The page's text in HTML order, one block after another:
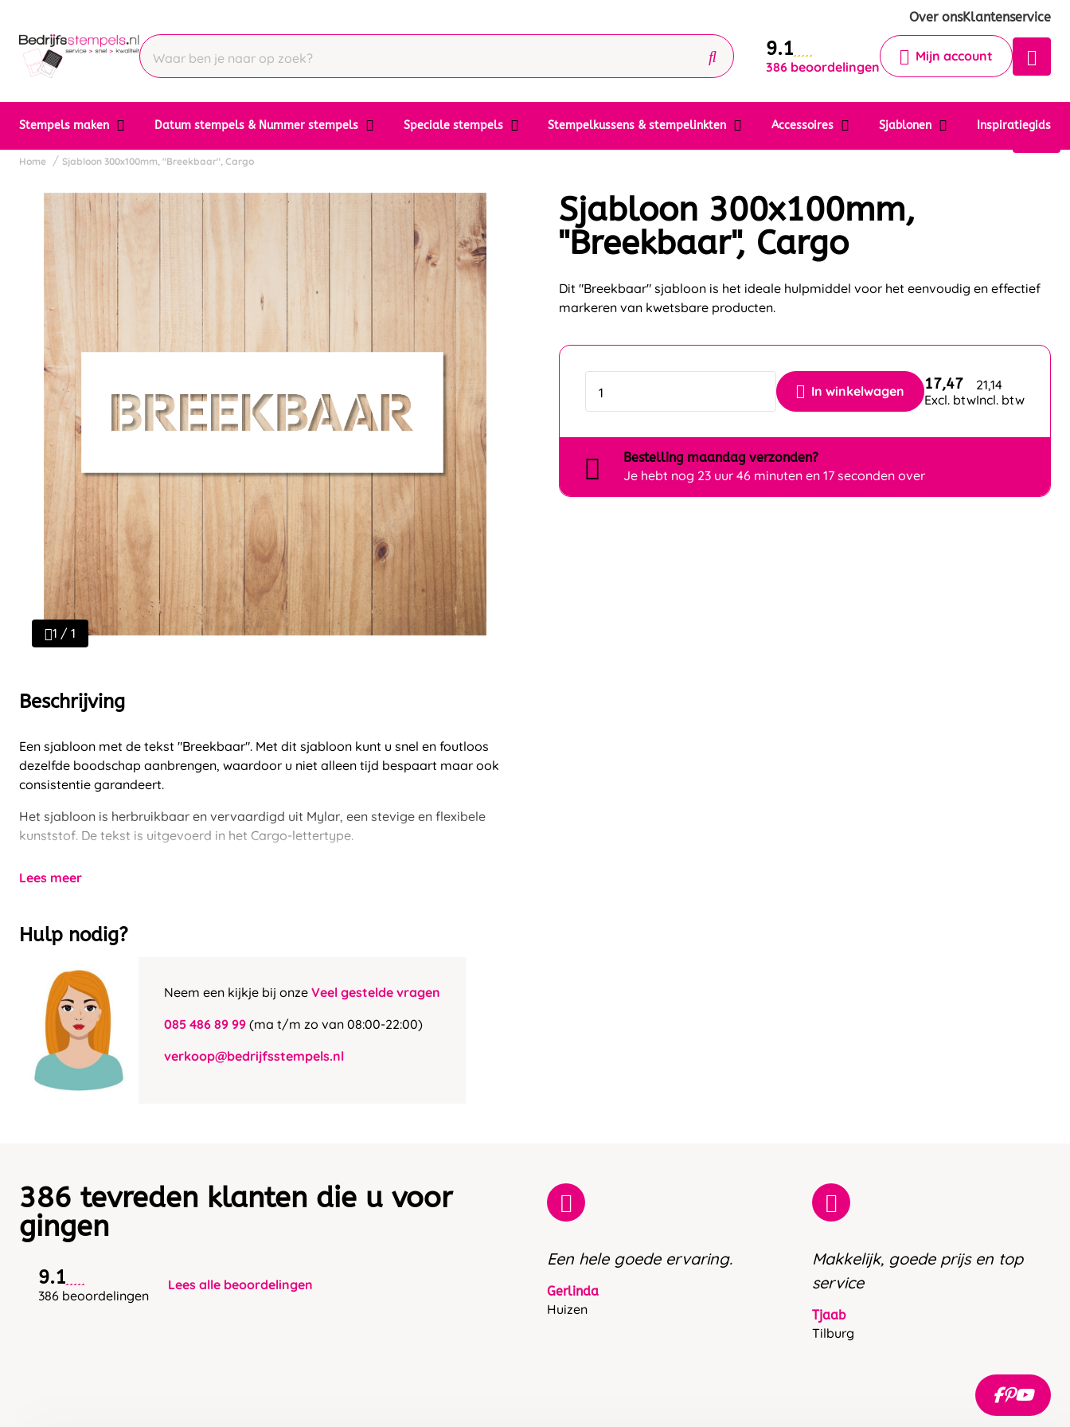
Over onsKlantenservice
9.1
386 beoordelingen
Mijn account
Stempels maken Datum stempels & Nummer stempels Speciale stempels Stempelkussens & stempelinkten Accessoires Sjablonen Inspiratiegids
Krijg een antwoord op uw vraag
Chat 24/7 met onze chatbot voor
Contact
Home Sjabloon 300x100mm, "Breekbaar", Cargo
1 / 1
Beschrijving
Een sjabloon met de tekst "Breekbaar". Met dit sjabloon kunt u snel en foutloos
dezelfde boodschap aanbrengen, waardoor u niet alleen tijd bespaart maar ook
consistentie garandeert.
Het sjabloon is herbruikbaar en vervaardigd uit Mylar, een stevige en flexibele
kunststof. De tekst is uitgevoerd in het Cargo-lettertype.
Lees meer
Hulp nodig?
Neem een kijkje bij onze Veel gestelde vragen
085 486 89 99 (ma t/m zo van 08:00-22:00)
verkoop@bedrijfsstempels.nl
Sjabloon 300x100mm,
"Breekbaar", Cargo
Dit "Breekbaar" sjabloon is het ideale hulpmiddel voor het eenvoudig en effectief
markeren van kwetsbare producten.
In winkelwagen 17,47
Excl. btw
21,14
Incl. btw
Bestelling maandag verzonden?
Je hebt nog 23 uur 46 minuten en 16 seconden over
386 tevreden klanten die u voor
gingen
9.1
386 beoordelingen
Lees alle beoordelingen
Een hele goede ervaring.
Gerlinda
Huizen
Makkelijk, goede prijs en top
service
Tjaab
Tilburg